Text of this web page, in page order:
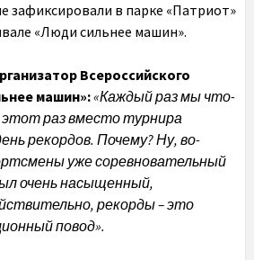
зафиксировали в парке «Патриот»
«Люди сильнее машин».
Всероссийского
машин»:«Каждый раз мы что-
раз вместо турнира
рекордов. Почему? Ну, во-
уже соревновательный
очень насыщенный,
рекорды – это
повод».